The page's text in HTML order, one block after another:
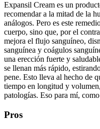
Expansil Cream es un
recomendar a la mitad de la
análogos. Pero es este
cuerpo, sino que, por el
mejora el flujo sanguíneo,
sanguínea y coágulos
una erección fuerte y
se llenan más rápido,
pene. Esto lleva al hecho de
tiempo en longitud y
patologías. Eso para mí,
Pros